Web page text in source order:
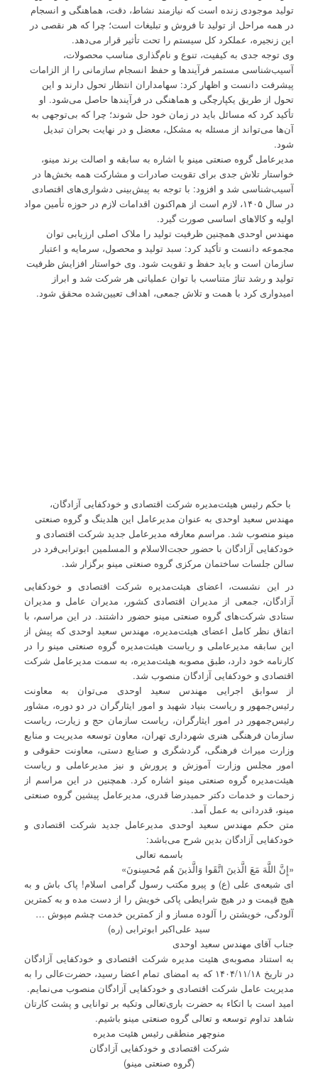
تولید موجودی زنده است که نیازمند نشاط، دقت، هماهنگی و انسجام
در همه مراحل از تولید تا فروش و تبلیغات است؛ چرا که هر نقصی در
این زنجیره، عملکرد کل سیستم را تحت تأثیر قرار می‌دهد.
وی توجه جدی به کیفیت، تنوع و نام‌گذاری مناسب محصولات،
آسیب‌شناسی مستمر فرآیندها و حفظ انسجام سازمانی را از الزامات
پیشرفت دانست و اظهار کرد: سهامداران انتظار تحول دارند و این
تحول از طریق یکپارچگی و هماهنگی در فرآیندها حاصل می‌شود. او
تأکید کرد که مسائل باید در زمان خود حل شوند؛ چرا که بی‌توجهی به
آن‌ها می‌تواند از مسئله به مشکل، معضل و در نهایت بحران تبدیل
شود.
مدیرعامل گروه صنعتی مینو با اشاره به سابقه و اصالت برند مینو،
خواستار تلاش جدی برای تقویت صادرات و مشارکت همه بخش‌ها در
آسیب‌شناسی شد و افزود: با توجه به پیش‌بینی دشواری‌های اقتصادی
در سال ۱۴۰۵، لازم است از هم‌اکنون اقدامات لازم در حوزه تأمین مواد
اولیه و کالاهای اساسی صورت گیرد.
مهندس اوحدی همچنین ظرفیت تولید را ملاک اصلی ارزیابی توان
مجموعه دانست و تأکید کرد: سبد تولید و محصول، سرمایه و اعتبار
سازمان است و باید حفظ و تقویت شود. وی خواستار افزایش ظرفیت
تولید و رشد تناژ متناسب با توان عملیاتی هر شرکت شد و ابراز
امیدواری کرد با همت و تلاش جمعی، اهداف تعیین‌شده محقق شود.
با حکم رئیس هیئت‌مدیره شرکت اقتصادی و خودکفایی آزادگان،
مهندس سعید اوحدی به عنوان مدیرعامل این هلدینگ و گروه صنعتی
مینو منصوب شد. مراسم معارفه مدیرعامل جدید شرکت اقتصادی و
خودکفایی آزادگان با حضور حجت‌الاسلام و المسلمین ابوترابی‌فرد در
سالن جلسات ساختمان مرکزی گروه صنعتی مینو برگزار شد.
در این نشست، اعضای هیئت‌مدیره شرکت اقتصادی و خودکفایی
آزادگان، جمعی از مدیران اقتصادی کشور، مدیران عامل و مدیران
ستادی شرکت‌های گروه صنعتی مینو حضور داشتند. در این مراسم، با
اتفاق نظر کامل اعضای هیئت‌مدیره، مهندس سعید اوحدی که پیش از
این سابقه مدیرعاملی و ریاست هیئت‌مدیره گروه صنعتی مینو را در
کارنامه خود دارد، طبق مصوبه هیئت‌مدیره، به سمت مدیرعامل شرکت
اقتصادی و خودکفایی آزادگان منصوب شد.
از سوابق اجرایی مهندس سعید اوحدی می‌توان به معاونت
رئیس‌جمهور و ریاست بنیاد شهید و امور ایثارگران در دو دوره، مشاور
رئیس‌جمهور در امور ایثارگران، ریاست سازمان حج و زیارت، ریاست
سازمان فرهنگی هنری شهرداری تهران، معاون توسعه مدیریت و منابع
وزارت میراث فرهنگی، گردشگری و صنایع دستی، معاونت حقوقی و
امور مجلس وزارت آموزش و پرورش و نیز مدیرعاملی و ریاست
هیئت‌مدیره گروه صنعتی مینو اشاره کرد. همچنین در این مراسم از
زحمات و خدمات دکتر حمیدرضا قدری، مدیرعامل پیشین گروه صنعتی
مینو، قدردانی به عمل آمد.
متن حکم مهندس سعید اوحدی مدیرعامل جدید شرکت اقتصادی و
خودکفایی آزادگان بدین شرح می‌باشد:
باسمه تعالی
«إِنَّ اللَّهَ مَعَ الَّذينَ اتَّقَوا وَالَّذينَ هُم مُحسِنونَ»
ای شیعه‌ی علی (ع) و پیرو مکتب رسول گرامی اسلام! پاک باش و به
هیچ قیمت و در هیچ شرایطی پاکی خویش را از دست مده و به کمترین
آلودگی، خویشتن را آلوده مساز و از کمترین خدمت چشم مپوش …
سید علی‌اکبر ابوترابی (ره)
جناب آقای مهندس سعید اوحدی
به استناد مصوبه‌ی هئیت مدیره شرکت اقتصادی و خودکفایی آزادگان
در تاریخ ۱۴۰۴/۱۱/۱۸ که به امضای تمام اعضا رسید، حضرت‌عالی را به
مدیریت عامل شرکت اقتصادی و خودکفایی آزادگان منصوب می‌نمایم.
امید است با اتکاء به حضرت باری‌تعالی وتکیه بر توانایی و پشت کارتان
شاهد تداوم توسعه و تعالی گروه صنعتی مینو باشیم.
منوچهر منطقی رئیس هئیت مدیره
شرکت اقتصادی و خودکفایی آزادگان
(گروه صنعتی مینو)